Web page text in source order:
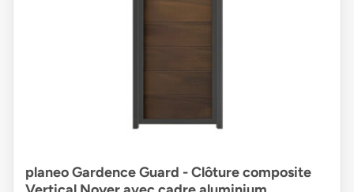
planeo Gardence Guard - Clôture composite